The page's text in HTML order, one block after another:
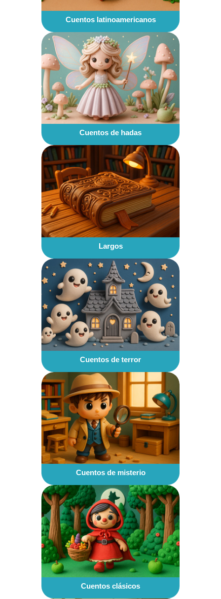
Cuentos latinoamericanos
Cuentos de hadas
Largos
Cuentos de terror
Cuentos de misterio
Cuentos clásicos